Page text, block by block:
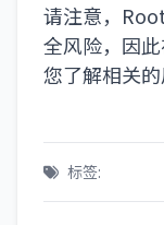
请注意，
全风险，因
您了解相关的
标签: